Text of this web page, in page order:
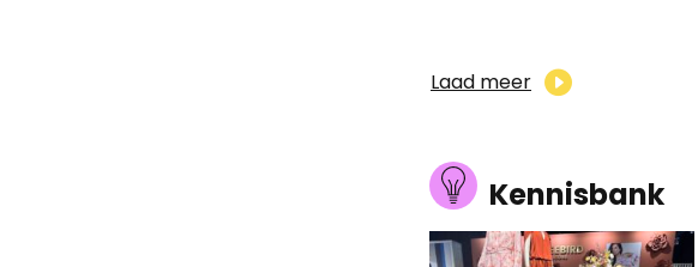
Laad meer
Kennisbank